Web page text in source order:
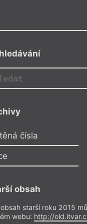
JH
čísla
obsah
starší roku 2015
webu: http://